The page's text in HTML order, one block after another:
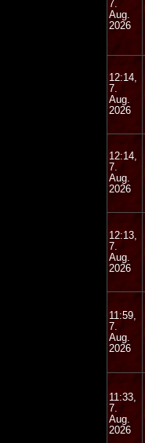
7.
Aug.
2026
12:14,
7.
Aug.
2026
12:14,
7.
Aug.
2026
12:13,
7.
Aug.
2026
11:59,
7.
Aug.
2026
11:33,
7.
Aug.
2026